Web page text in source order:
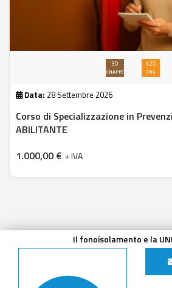
30
CNAPPC
120
CNG
Data: 28 Settembre 2026
Corso di Specializzazione in
ABILITANTE
1.000,00 € + IVA
Il fonoisolamento e la